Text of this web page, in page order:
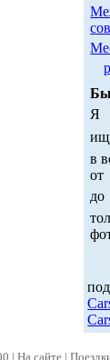
Я
в
от
до
| На сайте |